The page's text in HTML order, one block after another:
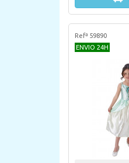
Refª 59890
ENVIO 24H